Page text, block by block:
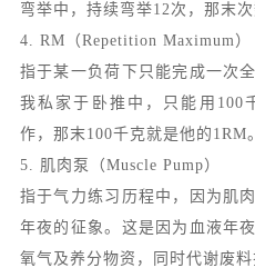
弯举中，持续弯举12次，那末次
4. RM（Repetition Maximum）
指于某一负荷下只能完成一次
我私家于卧推中，只能用100
作，那末100千克就是他的1RM。
5. 肌肉泵（Muscle Pump）
指于气力练习历程中，因为肌
年夜的征象。这是因为血液年
氧气及养分物资，同时代谢废